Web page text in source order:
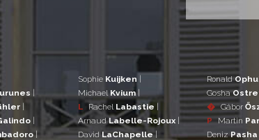
|
|
|
|
Sophie Kuijken |
Michael Kvium|
L Rachel Labastie |
ArnaudLabelle-Rojoux |
DavidLaChapelle|
Ronald
Gosha
� Gábor
P Martin
DenizPasha